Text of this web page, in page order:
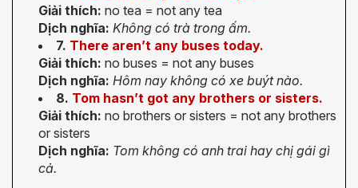
Giải thích: no tea = not any tea
Dịch nghĩa: Không có trà trong ấm.
7. There aren’t any buses today.
Giải thích: no buses = not any buses
Dịch nghĩa: Hôm nay không có xe buýt nào.
8. Tom hasn’t got any brothers or sisters.
Giải thích: no brothers or sisters = not any brothers
or sisters
Dịch nghĩa: Tom không có anh trai hay chị gái gì
cả.